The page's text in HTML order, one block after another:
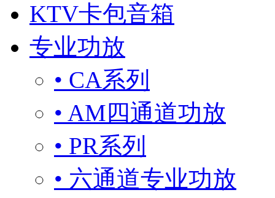
KTV卡包音箱
专业功放
• CA系列
• AM四通道功放
• PR系列
• 六通道专业功放